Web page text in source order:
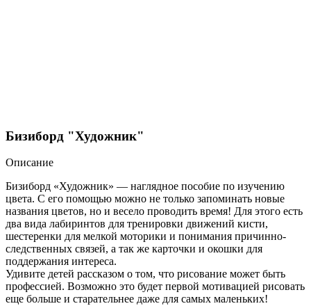
Бизиборд "Художник"
Описание
Бизиборд «Художник» — наглядное пособие по изучению
цвета. С его помощью можно не только запоминать новые
названия цветов, но и весело проводить время! Для этого есть
два вида лабиринтов для тренировки движений кисти,
шестеренки для мелкой моторики и понимания причинно-
следственных связей, а так же карточки и окошки для
поддержания интереса.
Удивите детей рассказом о том, что рисование может быть
профессией. Возможно это будет первой мотивацией рисовать
еще больше и старательнее даже для самых маленьких!